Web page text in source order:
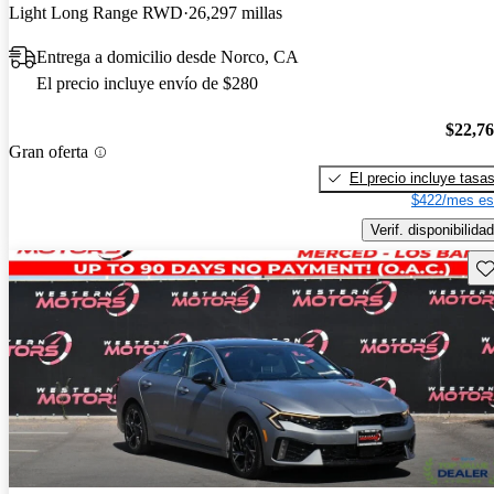
Light Long Range RWD 26,297 millas
Entrega a domicilio desde Norco, CA
El precio incluye envío de $280
Gran oferta
El precio incluye tasas
$422/mes
Verif. disponibilidad